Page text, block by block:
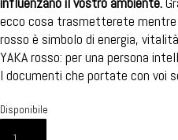
influenzano il vostro ambiente.
ecco cosa trasmetterete
rosso è simbolo di energia,
YAKA rosso: per una persona
I documenti che portate con voi
Disponibile
YAKA